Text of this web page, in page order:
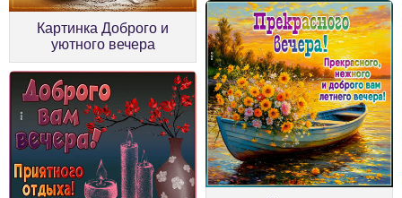
Картинка Доброго и
уютного вечера